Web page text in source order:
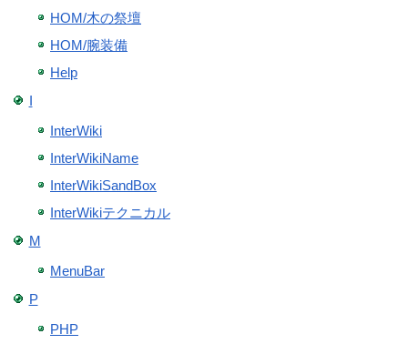
HOM/木の祭壇
HOM/腕装備
Help
I
InterWiki
InterWikiName
InterWikiSandBox
InterWikiテクニカル
M
MenuBar
P
PHP